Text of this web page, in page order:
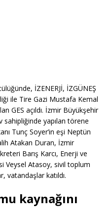
İZENERJİ, İZGÜNEŞ
ile Tire Gazi Mustafa Kemal
GES açıldı. İzmir Büyükşehir
sahipliğinde yapılan törene
Tunç Soyer’in eşi Neptün
Atakan Duran, İzmir
Barış Karcı, Enerji ve
Veysel Atasoy, sivil toplum
vatandaşlar katıldı.
kaynağını